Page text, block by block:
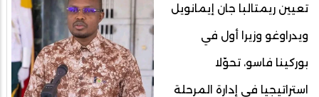
تعيين ريمتالبا جان إيمانويل
ويدراوغو وزيرا أول في
بوركينا فاسو، تحوّلا
استراتيجيا في إدارة المرحلة